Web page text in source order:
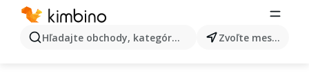
Hľadajte obchody, kategórie, produkty... Zvoľte mesto